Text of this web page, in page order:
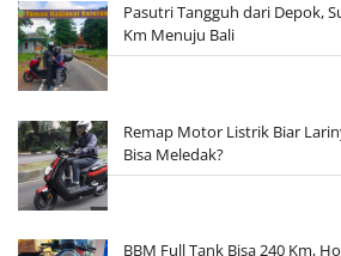
Pasutri Tangguh dari Depok,
Km Menuju Bali
Remap Motor Listrik Biar
Bisa Meledak?
BBM Full Tank Bisa 240 Km,